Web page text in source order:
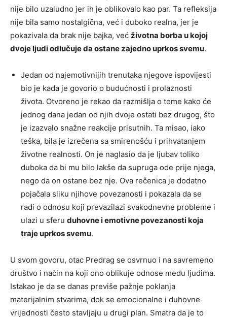
nije bilo uzaludno jer ih je oblikovalo kao par. Ta refleksija
nije bila samo nostalgična, već i duboko realna, jer je
pokazivala da brak nije bajka, već životna borba u kojoj
dvoje ljudi odlučuje da ostane zajedno uprkos svemu.
Jedan od najemotivnijih trenutaka njegove ispovijesti
bio je kada je govorio o budućnosti i prolaznosti
života. Otvoreno je rekao da razmišlja o tome kako će
jednog dana jedan od njih dvoje ostati bez drugog, što
je izazvalo snažne reakcije prisutnih. Ta misao, iako
teška, bila je izrečena sa smirenošću i prihvatanjem
životne realnosti. On je naglasio da je ljubav toliko
duboka da bi mu bilo lakše da supruga ode prije njega,
nego da on ostane bez nje. Ova rečenica je dodatno
pojačala sliku njihove povezanosti i pokazala da se
radi o odnosu koji prevazilazi svakodnevne probleme i
ulazi u sferu duhovne i emotivne povezanosti koja
traje uprkos svemu.
U svom govoru, otac Predrag se osvrnuo i na savremeno
društvo i način na koji ono oblikuje odnose među ljudima.
Istakao je da se danas previše pažnje poklanja
materijalnim stvarima, dok se emocionalne i duhovne
vrijednosti često stavljaju u drugi plan. Smatra da je to